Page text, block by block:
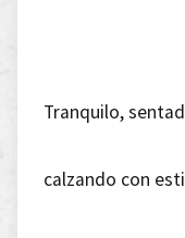
Tranquilo,
calzando con